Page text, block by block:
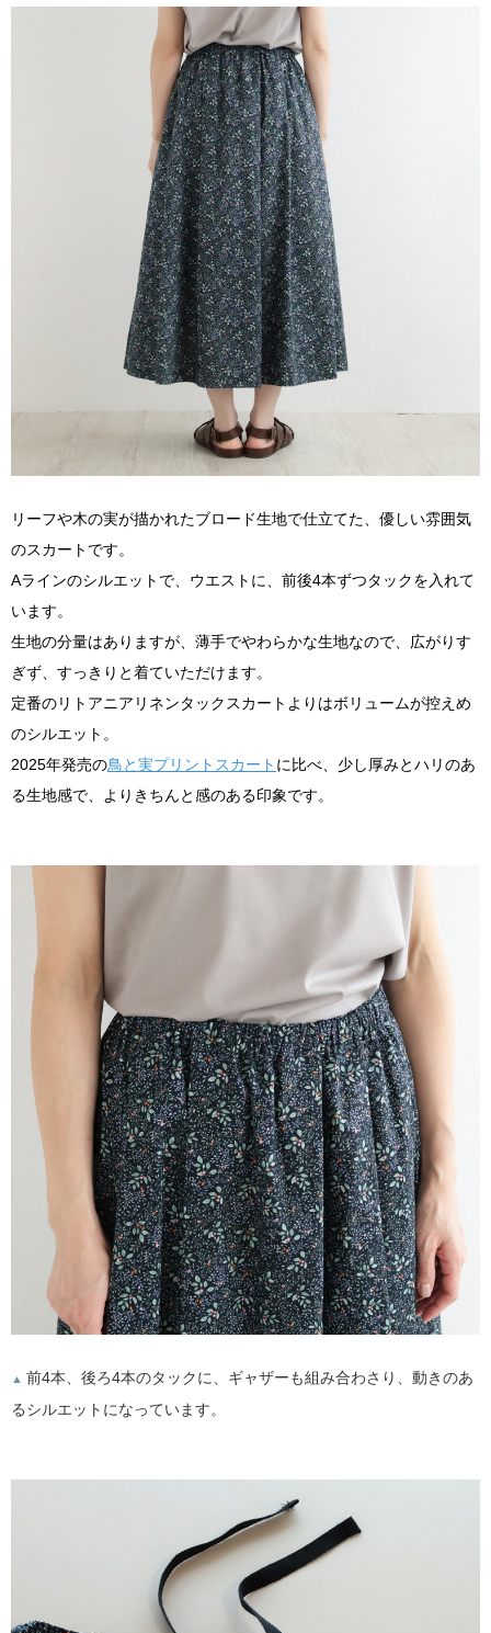
リーフや木の実が描かれたブロード生地で仕立てた、優しい雰囲気
のスカートです。
Aラインのシルエットで、ウエストに、前後4本ずつタックを入れて
います。
生地の分量はありますが、薄手でやわらかな生地なので、広がりす
ぎず、すっきりと着ていただけます。
定番のリトアニアリネンタックスカートよりはボリュームが控えめ
のシルエット。
2025年発売の鳥と実プリントスカート に比べ、少し厚みとハリのあ
る生地感で、よりきちんと感のある印象です。
▲ 前4本、後ろ4本のタックに、ギャザーも組み合わさり、動きのあ
るシルエットになっています。